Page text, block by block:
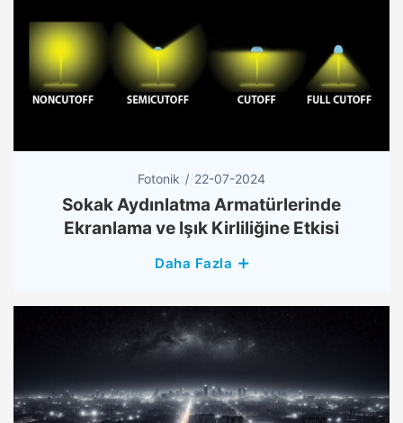
Fotonik 22-07-2024
Sokak Aydınlatma Armatürlerinde
Ekranlama ve Işık Kirliliğine Etkisi
Daha Fazla